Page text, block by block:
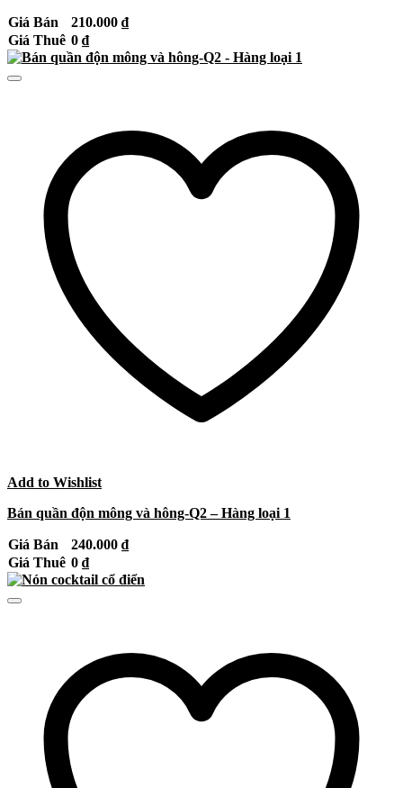
Giá Bán 210.000 ₫
Giá Thuê 0 ₫
Add to Wishlist
Bán quần độn mông và hông-Q2 – Hàng loại 1
Giá Bán 240.000 ₫
Giá Thuê 0 ₫